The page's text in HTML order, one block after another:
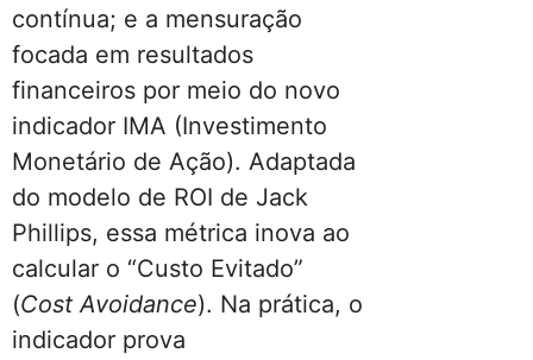
contínua; e a mensuração
focada em resultados
financeiros por meio do novo
indicador IMA (Investimento
Monetário de Ação). Adaptada
do modelo de ROI de Jack
Phillips, essa métrica inova ao
calcular o “Custo Evitado”
(Cost Avoidance). Na prática, o
indicador prova